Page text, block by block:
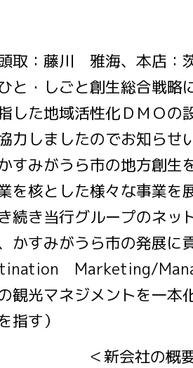
取：藤川 雅海、本店：
と・しごと創生総合戦略
した地域活性化ＤＭＯの
力しましたのでお知らせ
すみがうら市の地方創生
を核とした様々な事業を
続き当行グループのネッ
かすみがうら市の発展に
Marketing/
観光マネジメントを一本
指す）
＜新会社の概